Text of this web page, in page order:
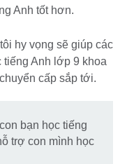
Anh tốt hơn.
hy vọng sẽ giúp các
Anh lớp 9 khoa
cấp sắp tới.
bạn học tiếng
trợ con mình học